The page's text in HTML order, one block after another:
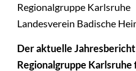
Regionalgruppe Karlsruhe
Landesverein Badische
Der aktuelle
Regionalgruppe